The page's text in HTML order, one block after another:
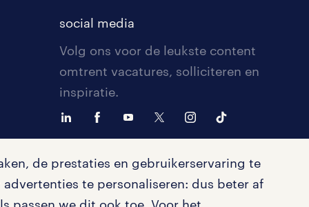
de prestaties en gebruikerservaring te
te personaliseren: dus beter af
social media
Volg ons voor de leukste content
omtrent vacatures, solliciteren en
inspiratie.